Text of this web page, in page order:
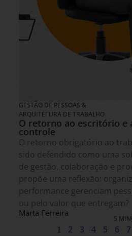
GESTÃO DE PESSOAS &
ARQUITETURA DE TRABALHO
O retorno ao escritório e
controle
O retorno obrigatório ao
sido defendido como uma
de gestão, colaboração e
propõe uma reflexão:
performance gerenciam
ou pelo valor que entregam?
Marta Ferreira
5
1 2 3 4 5 6 7